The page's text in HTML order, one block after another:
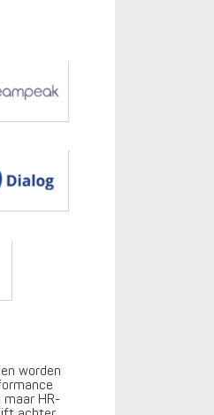
worden
maar HR-